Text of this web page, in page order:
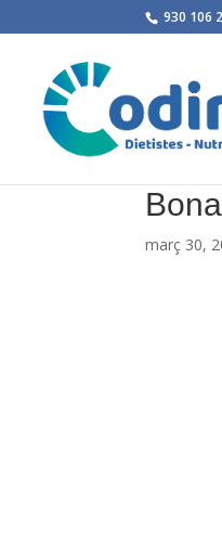
930 106
març 30,